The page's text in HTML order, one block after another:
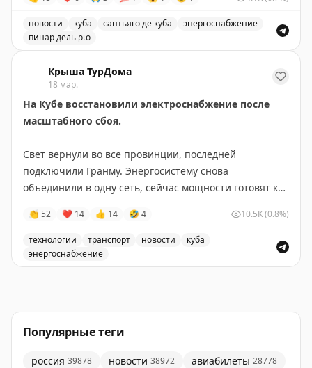
Общая формула: за всеми странами мира не гонюсь,
стараюсь в каждой провести по несколько недель или
месяцев.
#поземлебюджетно
Причины масштабного сбоя еще выясняют.
@tipical_vizovik
новости куба сантьяго де куба
энергоснабжение
пинар дель ριο
Крыша ТурДома
18 мар.
На Кубе восстановили электроснабжение после
масштабного сбоя.
Свет вернули во все провинции, последней
подключили Гранму. Энергосистему снова
объединили в одну сеть, сейчас мощности готовят к
Это уже второй крупный сбой за 2 недели. Ранее
проблемы возникали из-за аварии на ТЭЦ и блэкаутов
в столичном регионе. Подробнее написали на
👏 52 ❤ 14 👍 14 🤣 4 10.5K(0.8%)
технологии транспорт новости
куба
энергоснабжение
Популярные теги
россия 39878 новости 38972 авиабилеты 28778